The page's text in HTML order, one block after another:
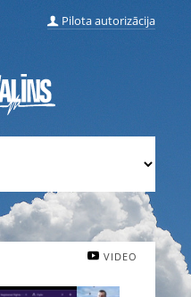
Pilota autorizācija
VIDEO